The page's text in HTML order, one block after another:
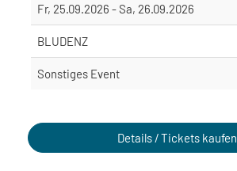
Fr, 25.09.2026 - Sa, 26.09.2026
BLUDENZ
Sonstiges Event
Details / Tickets kaufen